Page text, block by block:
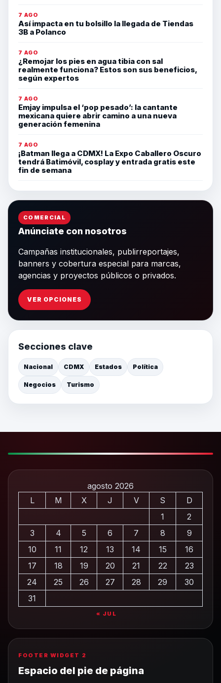
7 AGO
Así impacta en tu bolsillo la llegada de Tiendas
3B a Polanco
7 AGO
¿Remojar los pies en agua tibia con sal
realmente funciona? Estos son sus beneficios,
según expertos
7 AGO
Emjay impulsa el ‘pop pesado’: la cantante
mexicana quiere abrir camino a una nueva
generación femenina
7 AGO
¡Batman llega a CDMX! La Expo Caballero Oscuro
tendrá Batimóvil, cosplay y entrada gratis este
fin de semana
COMERCIAL
Anúnciate con nosotros
Campañas institucionales, publirreportajes,
banners y cobertura especial para marcas,
agencias y proyectos públicos o privados.
VER OPCIONES
Secciones clave
Nacional CDMX Estados Política
Negocios Turismo
agosto 2026
L
M X J V S
D
1
2
3
4 5 6 7 8
9
10
11 12 13 14 15
16
17
18 19 20 21 22
23
24
25 26 27 28 29
30
31
« JUL
FOOTER WIDGET 2
Espacio del pie de página